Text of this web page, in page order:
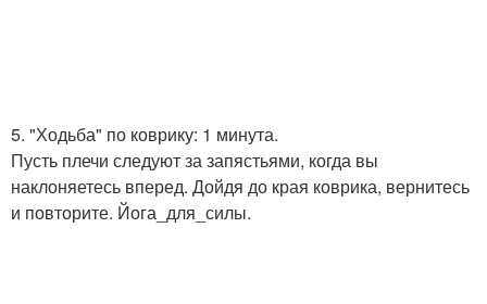
5. "Ходьба" по коврику: 1 минута.
Пусть плечи следуют за запястьями, когда вы
наклоняетесь вперед. Дойдя до края коврика, вернитесь
и повторите. Йога_для_силы.